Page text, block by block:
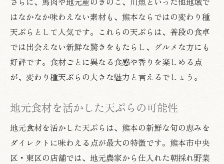
はなかなか味わえない素材も、熊本ならではの変わり種
天ぷらとして人気です。これらの天ぷらは、普段の食卓
では出会えない新鮮な驚きをもたらし、グルメな方にも
好評です。食材ごとに異なる食感や香りを楽しめる点
が、変わり種天ぷらの大きな魅力と言えるでしょう。
地元食材を活かした天ぷらの可能性
地元食材を活かした天ぷらは、熊本の新鮮な旬の恵みを
ダイレクトに味わえる点が最大の特徴です。熊本市中央
区・東区の店舗では、地元農家から仕入れた朝採れ野菜